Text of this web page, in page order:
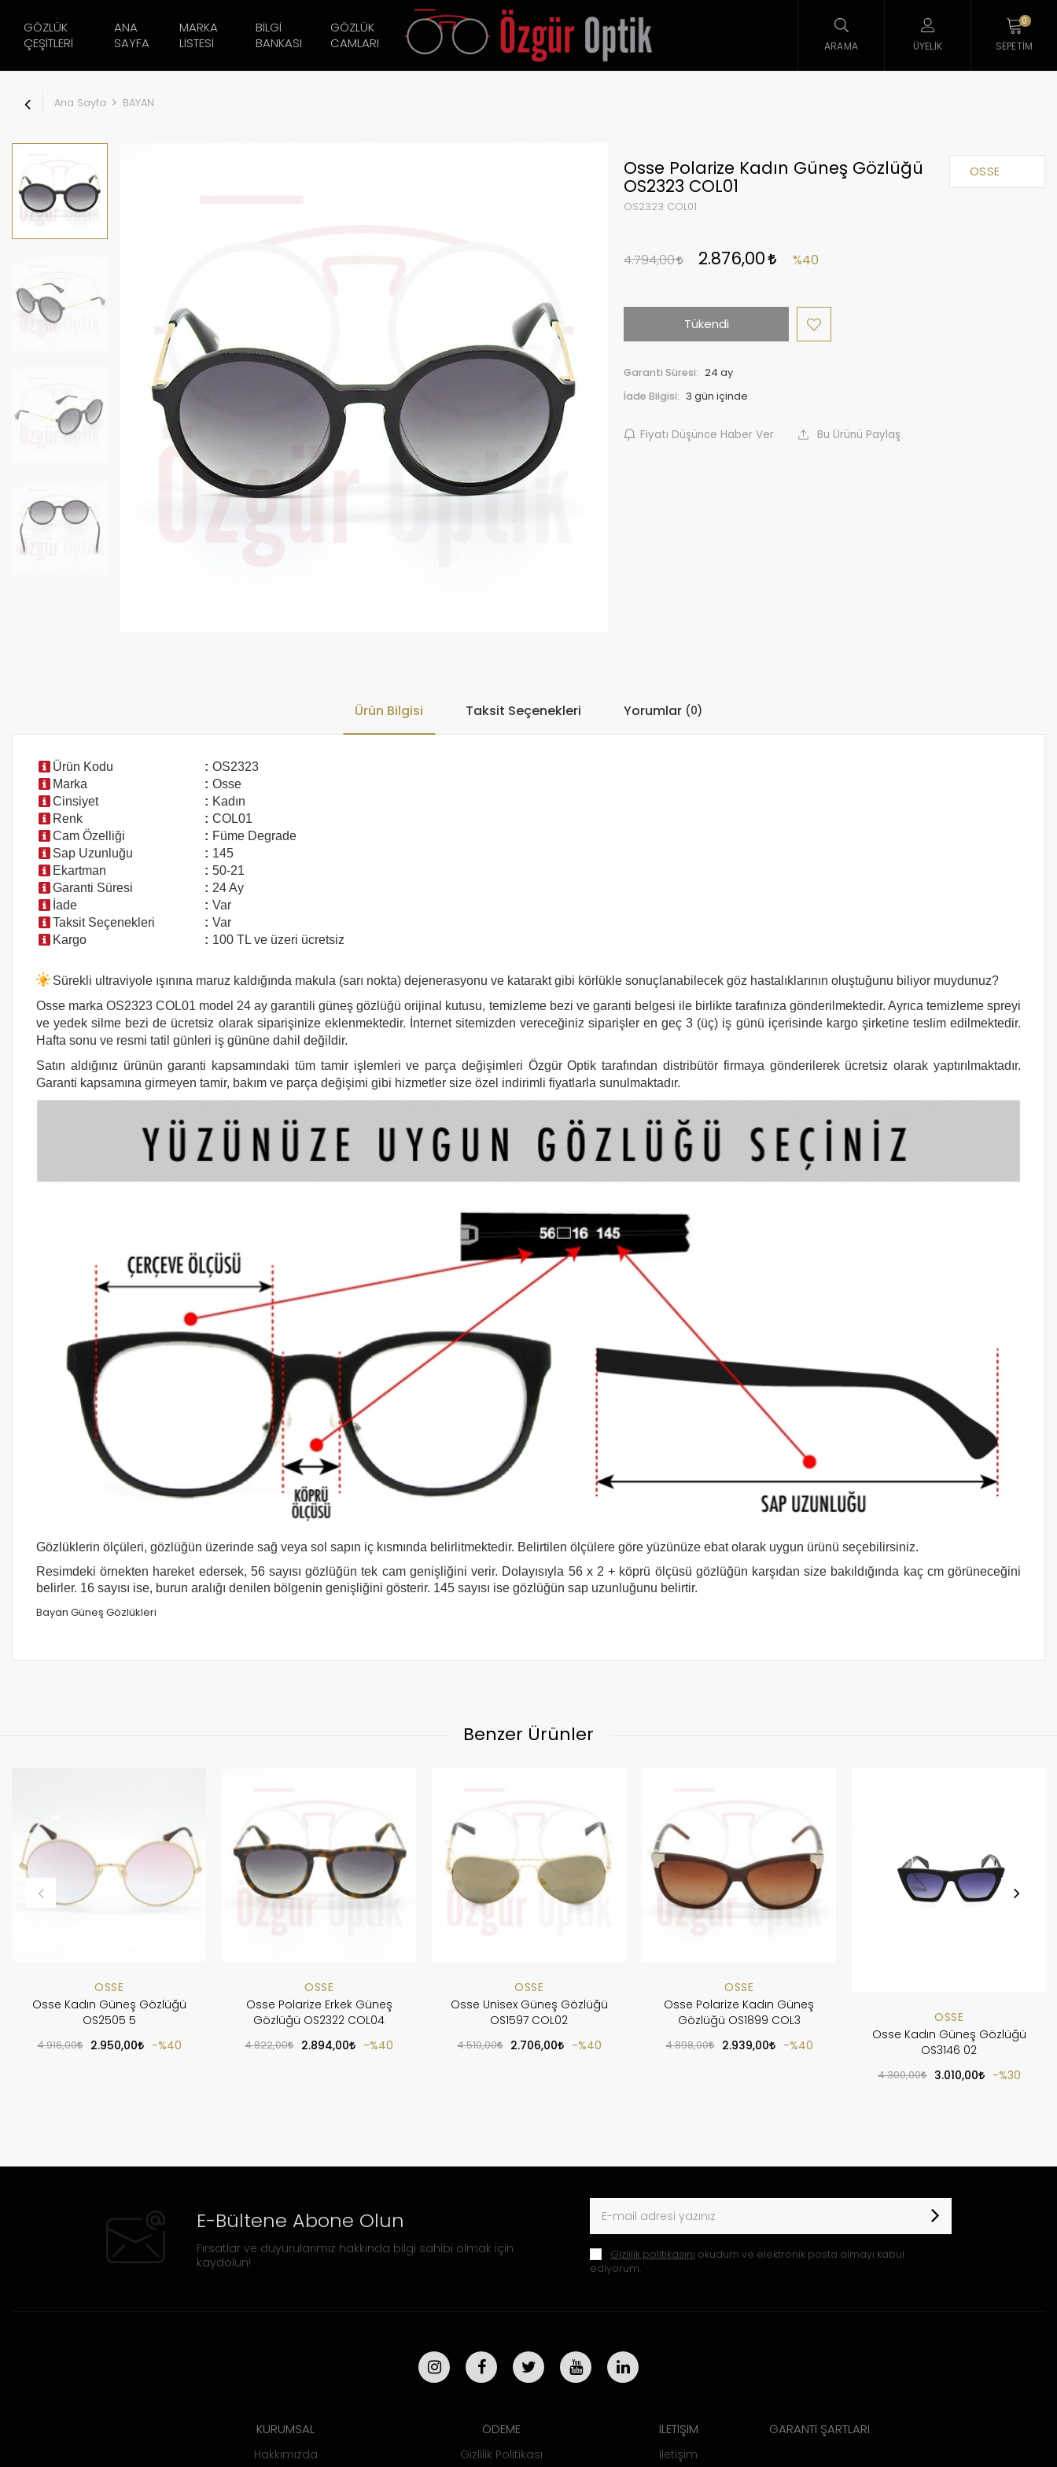
GÖZLÜK
ÇEŞITLERI
ANA
SAYFA
MARKA
LISTESI
BILGI
BANKASI
GÖZLÜK
CAMLARI
ARAMA ÜYELIK
0
SEPETIM
Ana Sayfa BAYAN
OSSE
Osse Polarize Kadın Güneş Gözlüğü
OS2323 COL01
OS2323 COL01
4.794,00 2.876,00 %40
Tükendi
Garanti Süresi: 24 ay
İade Bilgisi:
Fiyatı Düşünce Haber Ver Bu Ürünü Paylaş
Ürün Bilgisi Taksit Seçenekleri Yorumlar (0)
Ürün Kodu : OS2323
Marka
: Osse
Cinsiyet
: Kadın
Renk
: COL01
Cam Özelliği
: Füme Degrade
Sap Uzunluğu
: 145
Ekartman
: 50-21
Garanti Süresi
: 24 Ay
İade
: Var
Taksit Seçenekleri
: Var
Kargo
: 100 TL ve üzeri ücretsiz
Sürekli ultraviyole ışınına maruz kaldığında makula (sarı nokta) dejenerasyonu ve katarakt gibi körlükle sonuçlanabilecek göz hastalıklarının oluştuğunu biliyor muydunuz?
Osse markaOS2323 COL01 model 24 ay garantili güneş gözlüğü orijinal kutusu, temizleme bezi ve garanti belgesi ile birlikte tarafınıza gönderilmektedir. Ayrıca temizleme spreyi
ve yedek silme bezi de ücretsiz olarak siparişinize eklenmektedir. İnternet sitemizden vereceğiniz siparişler en geç 3 (üç) iş günü içerisinde kargo şirketine teslim edilmektedir.
Hafta sonu ve resmi tatil günleri iş gününe dahil değildir.
Satın aldığınız ürünün garanti kapsamındaki tüm tamir işlemleri ve parça değişimleri Özgür Optik tarafından distribütör firmaya gönderilerek ücretsiz olarak yaptırılmaktadır.
Garanti kapsamına girmeyen tamir, bakım ve parça değişimi gibi hizmetler size özel indirimli fiyatlarla sunulmaktadır.
Gözlüklerin ölçüleri, gözlüğün üzerinde sağ veya sol sapın iç kısmında belirlitmektedir. Belirtilen ölçülere göre yüzünüze ebat olarak uygun ürünü seçebilirsiniz.
Resimdeki örnekten hareket edersek, 56 sayısı gözlüğün tek cam genişliğini verir. Dolayısıyla 56 x 2 + köprü ölçüsü gözlüğün karşıdan size bakıldığında kaç cm görüneceğini
belirler. 16 sayısı ise, burun aralığı denilen bölgenin genişliğini gösterir. 145 sayısı ise gözlüğün sap uzunluğunu belirtir.
Bayan Güneş Gözlükleri
Benzer Ürünler
OSSE
Osse Kadın Güneş Gözlüğü
OS2505 5
4.916,00 2.950,00 %40
OSSE
Osse Polarize Erkek Güneş
Gözlüğü OS2322 COL04
4.822,00 2.894,00 %40
OSSE
Osse Unisex Güneş Gözlüğü
OS1597 COL02
4.510,00 2.706,00 %40
OSSE
Osse Polarize Kadın Güneş
Gözlüğü OS1899 COL3
4.898,00 2.939,00 %40
OSSE
Osse Kadın Güneş Gözlüğü
OS3146 02
4.300,00 3.010,00 %30
E-Bültene Abone Olun
Fırsatlar ve duyurularımız hakkında bilgi sahibi olmak için
kaydolun!
Gizlilik politikasını okudum ve elektronik posta almayı kabul
ediyorum.
KURUMSAL
Hakkımızda
ÖDEME
Gizlilik Politikası
İLETİŞİM
İletişim
GARANTİ ŞARTLARI